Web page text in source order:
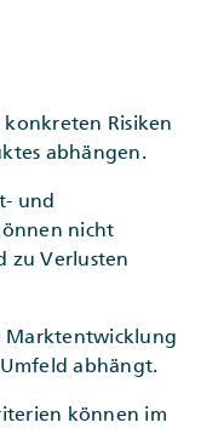
konkreten Risiken
abhängen.
und
nicht
zu Verlusten
Marktentwicklung
abhängt.
können im